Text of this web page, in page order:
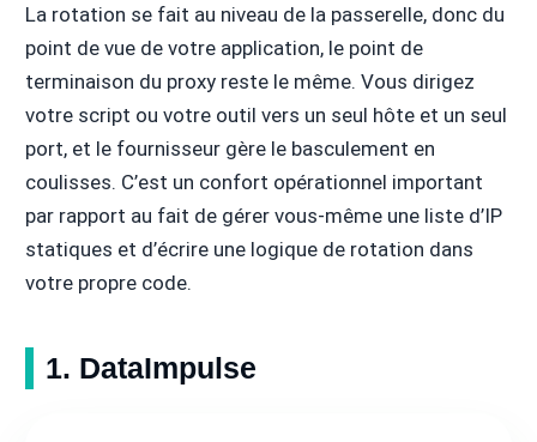
La rotation se fait au niveau de la passerelle, donc du
point de vue de votre application, le point de
terminaison du proxy reste le même. Vous dirigez
votre script ou votre outil vers un seul hôte et un seul
port, et le fournisseur gère le basculement en
coulisses. C’est un confort opérationnel important
par rapport au fait de gérer vous-même une liste d’IP
statiques et d’écrire une logique de rotation dans
votre propre code.
1. DataImpulse